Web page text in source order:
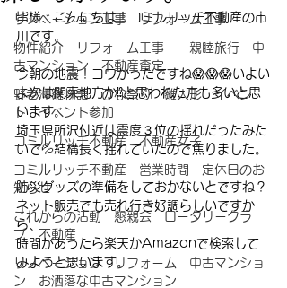
リノベーション工事 リフォーム工事
物件紹介 リフォーム工事 親睦旅行 中
古マンション 不動産査定
野老澤雛物語 ひな祭り 雛人形 イベン
ト イベント参加
コミルリッチ不動産 不動産女子
コミルリッチ不動産 営業時間 定休日のお
知らせ
これからの活動 懇親会 ロータリークラ
ブ 不動産
リノベーション リフォーム 中古マンショ
ン お洒落な中古マンション
皆様、こんにちは！コミルリッチ不動産の市
川です。
今朝の地震！コワかったですね😱😱😱いよい
よ次は関東地方か⁉と思われた方も多いと思
います。
埼玉県所沢付近は震度３位の揺れだったみた
いで💦結構長く揺れていたので焦りました。
防災グッズの準備をしておかないとですね？
ネット販売でも売れ行き好調らしいですか
ら、
時間があったら楽天かAmazonで検索して
みようと思います。